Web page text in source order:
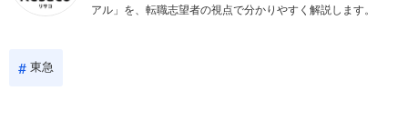
アル」を、転職志望者の視点で分かりやすく解説します。
東急